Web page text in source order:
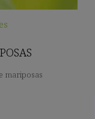
mariposas